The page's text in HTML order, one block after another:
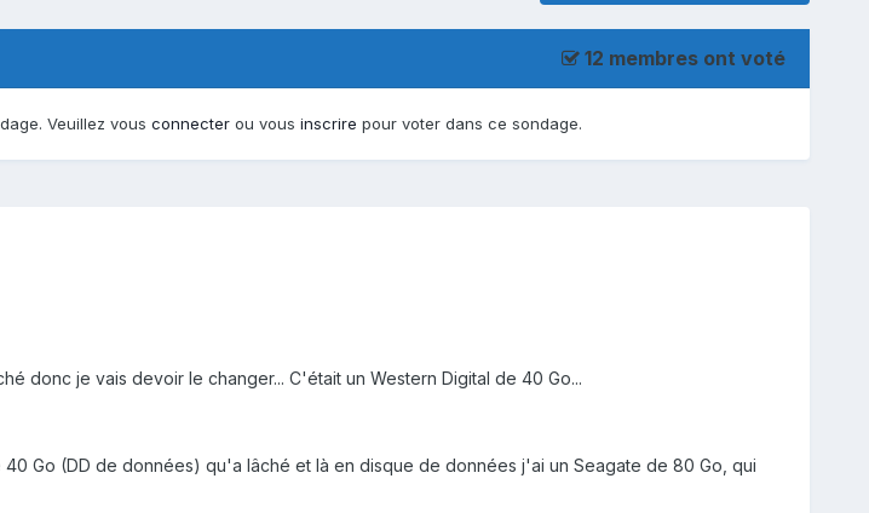
12 membres ont voté
Veuillez vous connecterou vous inscrire pour voter dans ce sondage.
donc je vais devoir le changer... C'était un Western Digital de 40 Go...
Go (DD de données) qu'a lâché et là en disque de données j'ai un Seagate de 80 Go, qui